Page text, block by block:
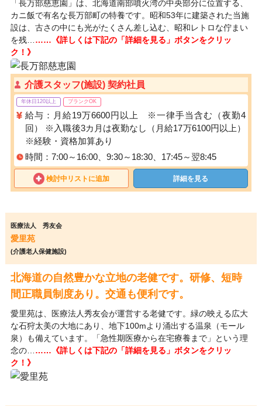
「長万部慈恵園」は、北海道南部噴火湾の中央部分に位置する、
カニ飯で有名な長万部町の特養です。昭和53年に建築された当施
設は、古さの中にも光がたくさん差し込む、昭和レトロな佇まい
を残… ……《詳しくは下記の「詳細を見る」ボタンをクリッ
ク！》
介護スタッフ(施設) 契約社員
年休日120以上 ブランクOK
給与：月給19万6600円以上 ※一律手当含む（夜勤4
回） ※入職後3カ月は夜勤なし（月給17万6100円以上）
※経験・資格加算あり
時間：7:00～16:00、9:30～18:30、17:45～翌8:45
検討中リストに追加 詳細を見る
医療法人 秀友会
愛里苑
(介護老人保健施設)
北海道の自然豊かな立地の老健です。研修、短時
間正職員制度あり。交通も便利です。
愛里苑は、医療法人秀友会が運営する老健です。緑の映える広大
な石狩太美の大地にあり、地下100mより涌出する温泉（モール
泉）も備えています。「急性期医療から在宅療養まで」という理
念の… ……《詳しくは下記の「詳細を見る」ボタンをクリッ
ク！》